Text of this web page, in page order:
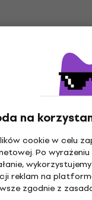
na
cookie w celu
Po
reklam na
zgodnie z